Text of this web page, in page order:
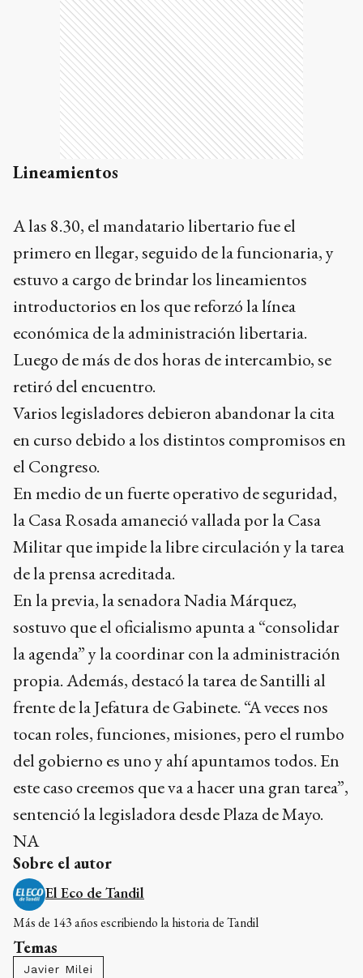
Lineamientos
A las 8.30, el mandatario libertario fue el
primero en llegar, seguido de la funcionaria, y
estuvo a cargo de brindar los lineamientos
introductorios en los que reforzó la línea
económica de la administración libertaria.
Luego de más de dos horas de intercambio, se
retiró del encuentro.
Varios legisladores debieron abandonar la cita
en curso debido a los distintos compromisos en
el Congreso.
En medio de un fuerte operativo de seguridad,
la Casa Rosada amaneció vallada por la Casa
Militar que impide la libre circulación y la tarea
de la prensa acreditada.
En la previa, la senadora Nadia Márquez,
sostuvo que el oficialismo apunta a “consolidar
la agenda” y la coordinar con la administración
propia. Además, destacó la tarea de Santilli al
frente de la Jefatura de Gabinete. “A veces nos
tocan roles, funciones, misiones, pero el rumbo
del gobierno es uno y ahí apuntamos todos. En
este caso creemos que va a hacer una gran tarea”,
sentenció la legisladora desde Plaza de Mayo.
NA
Sobre el autor
El Eco de Tandil
Más de 143 años escribiendo la historia de Tandil
Temas
Javier Milei